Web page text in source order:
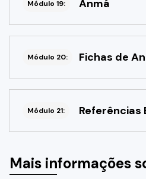
Módulo 19: Anmá
Módulo 20: Fichas de
Módulo 21: Referências
Mais informações